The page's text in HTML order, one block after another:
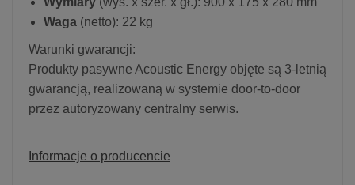
Waga (netto): 22 kg
Warunki gwarancji:
Produkty pasywne Acoustic Energy objęte są 3-letnią
gwarancją, realizowaną w systemie door-to-door
przez autoryzowany centralny serwis.
Informacje o producencie